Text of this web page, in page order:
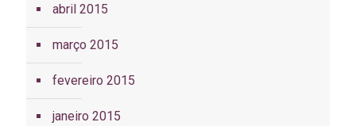
abril 2015
março 2015
fevereiro 2015
janeiro 2015